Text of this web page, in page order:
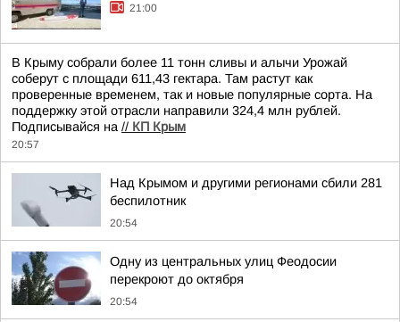
21:00
В Крыму собрали более 11 тонн сливы и алычи Урожай
соберут с площади 611,43 гектара. Там растут как
проверенные временем, так и новые популярные сорта. На
поддержку этой отрасли направили 324,4 млн рублей.
Подписывайся на // КП Крым
20:57
Над Крымом и другими регионами сбили 281
беспилотник
20:54
Одну из центральных улиц Феодосии
перекроют до октября
20:54